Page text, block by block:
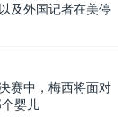
及外国记者在美停
赛中，梅西将面对
婴儿